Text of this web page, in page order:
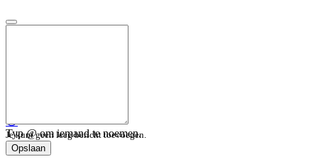
Typ @ om iemand te noemen.
😀
Je kunt geen leeg bericht toevoegen.
Opslaan